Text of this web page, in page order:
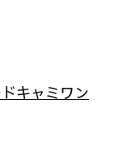
キャミワン